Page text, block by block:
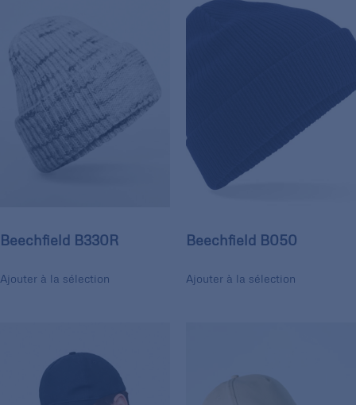
Beechfield B330R
Ajouter à la sélection
Beechfield B050
Ajouter à la sélection